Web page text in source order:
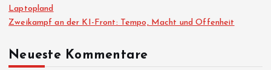
Laptopland
Zweikampf an der KI-Front: Tempo, Macht und Offenheit
Neueste Kommentare